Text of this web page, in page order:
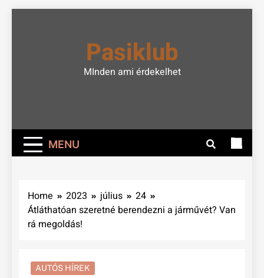
Pasiklub
MInden ami érdekelhet
MENU
Home 2023 július
24
Átláthatóan szeretné berendezni a járművét? Van
rá megoldás!
AUTÓS HÍREK